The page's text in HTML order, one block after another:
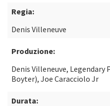
Regia:
Denis Villeneuve
Produzione:
Denis Villeneuve, Legendary
Boyter), Joe Caracciolo Jr
Durata: